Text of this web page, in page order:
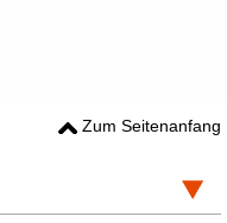
Zum Seitenanfang